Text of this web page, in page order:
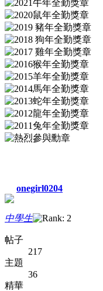
onegirl0204
中學生
帖子
217
主題
36
精華